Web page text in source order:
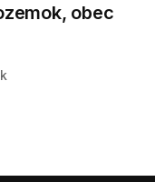
obec